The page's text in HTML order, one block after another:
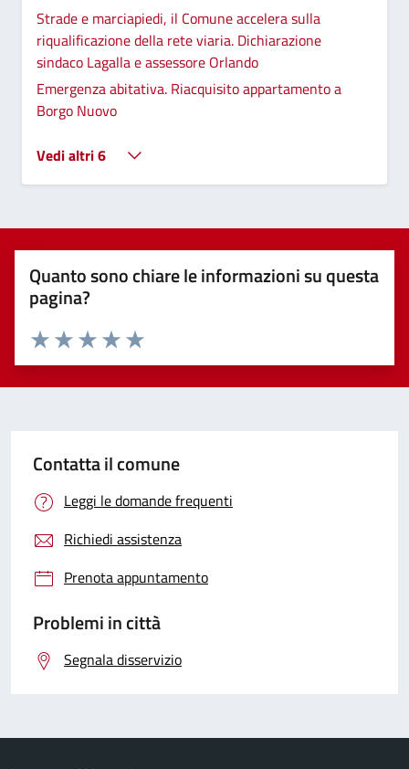
Strade e marciapiedi, il Comune accelera sulla
riqualificazione della rete viaria. Dichiarazione
sindaco Lagalla e assessore Orlando
Emergenza abitativa. Riacquisito appartamento a
Borgo Nuovo
Vedi altri 6
Quanto sono chiare le informazioni su questa
pagina?
Valuta 5 stelle su 5
Valuta 4 stelle su 5
Valuta 3 stelle su 5
Valuta 2 stelle su 5
Valuta 1 stelle su 5
Contatta il comune
Leggi le domande frequenti
Richiedi assistenza
Prenota appuntamento
Problemi in città
Segnala disservizio